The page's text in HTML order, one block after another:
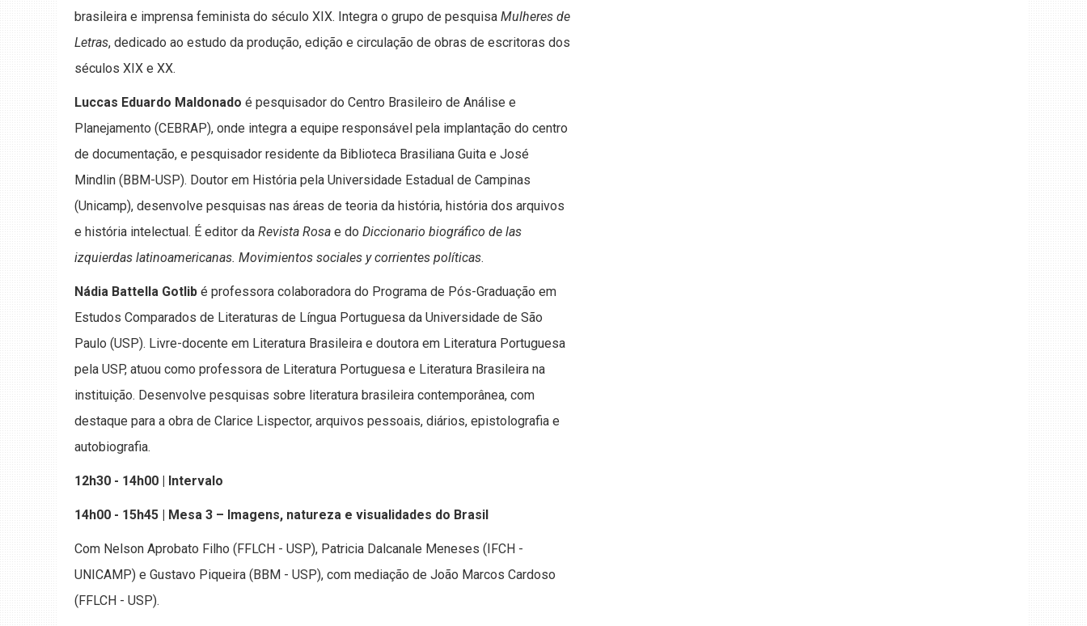
brasileira e imprensa feminista do século XIX. Integra o grupo de pesquisa Mulheres de
Letras, dedicado ao estudo da produção, edição e circulação de obras de escritoras dos
séculos XIX e XX.
Luccas Eduardo Maldonado é pesquisador do Centro Brasileiro de Análise e
Planejamento (CEBRAP), onde integra a equipe responsável pela implantação do centro
de documentação, e pesquisador residente da Biblioteca Brasiliana Guita e José
Mindlin (BBM-USP). Doutor em História pela Universidade Estadual de Campinas
(Unicamp), desenvolve pesquisas nas áreas de teoria da história, história dos arquivos
e história intelectual. É editor da Revista Rosa e do Diccionario biográfico de las
izquierdas latinoamericanas. Movimientos sociales y corrientes políticas.
Nádia Battella Gotlib é professora colaboradora do Programa de Pós-Graduação em
Estudos Comparados de Literaturas de Língua Portuguesa da Universidade de São
Paulo (USP). Livre-docente em Literatura Brasileira e doutora em Literatura Portuguesa
pela USP, atuou como professora de Literatura Portuguesa e Literatura Brasileira na
instituição. Desenvolve pesquisas sobre literatura brasileira contemporânea, com
destaque para a obra de Clarice Lispector, arquivos pessoais, diários, epistolografia e
autobiografia.
12h30 - 14h00 | Intervalo
14h00 - 15h45 | Mesa 3 – Imagens, natureza e visualidades do Brasil
Com Nelson Aprobato Filho (FFLCH - USP), Patricia Dalcanale Meneses (IFCH -
UNICAMP) e Gustavo Piqueira (BBM - USP), com mediação de João Marcos Cardoso
(FFLCH - USP).